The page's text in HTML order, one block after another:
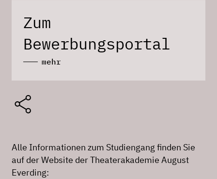
Zum
Bewerbungsportal
mehr
Alle Informationen zum Studiengang finden Sie
auf der Website der Theaterakademie August
Everding: